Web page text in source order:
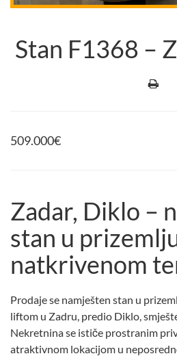
Stan F1368 –
509.000€
Zadar, Diklo –
stan u
natkrivenom
Prodaje se namješten stan u
liftom u Zadru, predio Diklo,
Nekretnina se ističe prostranim
atraktivnom lokacijom u